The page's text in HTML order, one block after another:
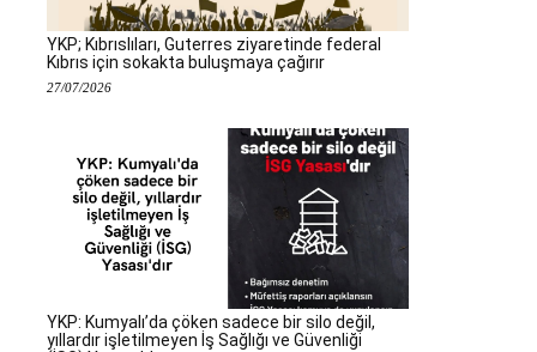
YKP; Kıbrıslıları, Guterres ziyaretinde federal
Kıbrıs için sokakta buluşmaya çağırır
27/07/2026
YKP: Kumyalı’da çöken sadece bir silo değil,
yıllardır işletilmeyen İş Sağlığı ve Güvenliği